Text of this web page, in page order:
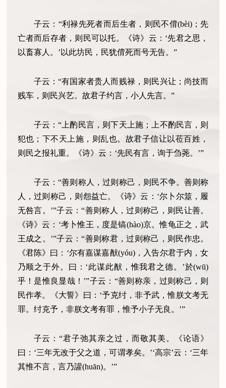
子云：“利禄先死者而后生者，则民不偝(bèi)；先
亡者而后存者，则民可以托。《诗》云：‘先君之思，
以畜寡人。’以此坊民，民犹偝死而号无告。”
子云：“有国家者贵人而贱禄，则民兴让；尚技而
贱车，则民兴艺。故君子约言，小人先言。”
子云：“上酌民言，则下天上施；上不酌民言，则
犯也；下不天上施，则乱也。故君子信让以莅百姓，
则民之报礼重。《诗》云：‘先民有言，询于刍荛。’”
子云：“善则称人，过则称己，则民不争。善则称
人，过则称己，则怨益亡。《诗》云：‘尔卜尔筮，履
无咎言。’”子云：“善则称人，过则称己，则民让善。
《诗》云：‘考卜惟王，度是镐(hào)京。惟龟正之，武
王成之。’”子云：“善则称君，过则称己，则民作忠。
《君陈》曰：‘尔有嘉谋嘉猷(yóu)，入告尔君于内，女
乃顺之于外。曰：‘此谋此猷，惟我君之德。’於(wū)
乎！是惟良显哉！’”子云：“善则称亲，过则称己，则
民作孝。《大誓》曰：‘予克纣，非予武，惟朕文考无
罪。纣克予，非朕文考有罪，惟予小子无良。’”
子云：“君子弛其亲之过，而敬其美。《论语》
曰：‘三年无改于父之道，可谓孝矣。’‘高宗’云：‘三年
其惟不言，言乃讙(huān)。’”